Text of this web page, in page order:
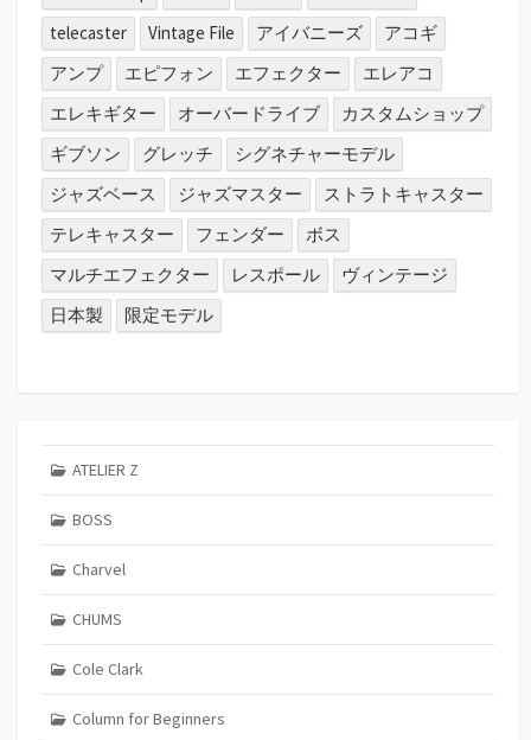
telecaster
Vintage File アイバニーズ
アコギ
アンプ
エピフォン エフェクター
エレアコ
エレキギター
オーバードライブ
カスタムショップ
ギブソン
グレッチ
シグネチャーモデル
ジャズベース
ジャズマスター
ストラトキャスター
テレキャスター
フェンダー
ボス
マルチエフェクター
レスポール
ヴィンテージ
日本製
限定モデル
ATELIER Z
BOSS
Charvel
CHUMS
Cole Clark
Column for Beginners